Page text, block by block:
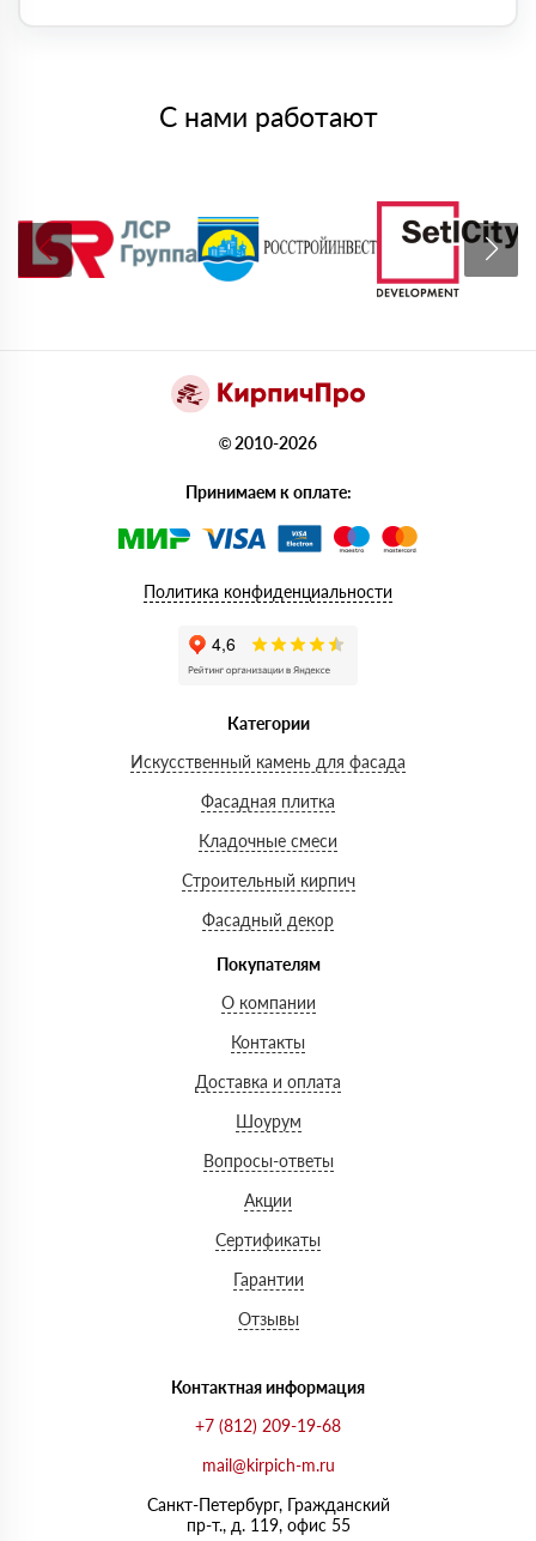
С нами работают
© 2010-2026
Принимаем к оплате:
Политика конфиденциальности
Категории
Искусственный камень для фасада
Фасадная плитка
Кладочные смеси
Строительный кирпич
Фасадный декор
Покупателям
О компании
Контакты
Доставка и оплата
Шоурум
Вопросы-ответы
Акции
Сертификаты
Гарантии
Отзывы
Контактная информация
+7 (812) 209-19-68
mail@kirpich-m.ru
Санкт-Петербург, Граждaнский
пр-т., д. 119, офис 55